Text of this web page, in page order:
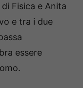
Fisica e Anita
e tra i due
essere